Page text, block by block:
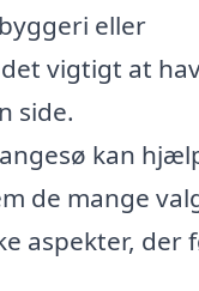
eller
vigtigt at
side.
kan
de mange
aspekter, der